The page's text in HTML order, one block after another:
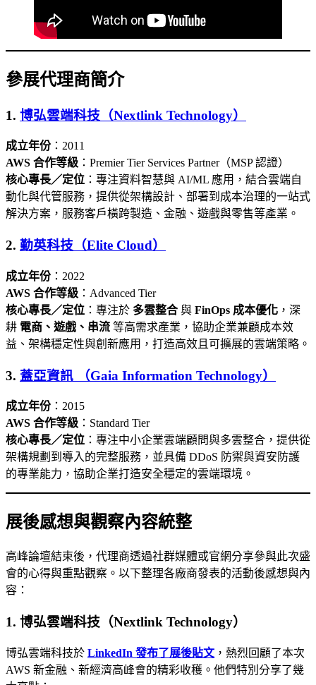
參展代理商簡介
1. 博弘雲端科技（Nextlink Technology）
成立年份 ：2011
AWS 合作等級 ：Premier Tier Services Partner（MSP 認證）
核心專長／定位 ：專注資料智慧與 AI/ML 應用，結合雲端自
動化與代管服務，提供從架構設計、部署到成本治理的一站式
解決方案，服務客戶橫跨製造、金融、遊戲與零售等產業。
2. 勤英科技（Elite Cloud）
成立年份 ：2022
AWS 合作等級 ：Advanced Tier
核心專長／定位 ：專注於 多雲整合 與 FinOps 成本優化 ，深
耕 電商、遊戲、串流 等高需求產業，協助企業兼顧成本效
益、架構穩定性與創新應用，打造高效且可擴展的雲端策略。
3. 蓋亞資訊 （Gaia Information Technology）
成立年份 ：2015
AWS 合作等級 ：Standard Tier
核心專長／定位 ：專注中小企業雲端顧問與多雲整合，提供從
架構規劃到導入的完整服務，並具備 DDoS 防禦與資安防護
的專業能力，協助企業打造安全穩定的雲端環境。
展後感想與觀察內容統整
高峰論壇結束後，代理商透過社群媒體或官網分享參與此次盛
會的心得與重點觀察。以下整理各廠商發表的活動後感想與內
容：
1. 博弘雲端科技（Nextlink Technology）
博弘雲端科技於 LinkedIn 發布了展後貼文 ，熱烈回顧了本次
AWS 新金融、新經濟高峰會的精彩收穫。他們特別分享了幾